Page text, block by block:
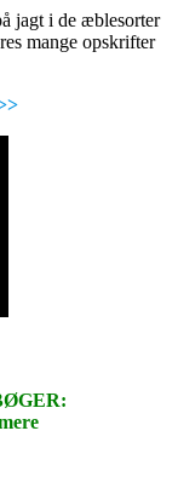
jagt i de æblesorter
mange opskrifter